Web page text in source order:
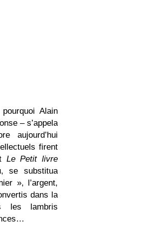
Alain
– s’appela
aujourd’hui
firent
Le Petit livre
se substitua
», l’argent,
dans la
les lambris